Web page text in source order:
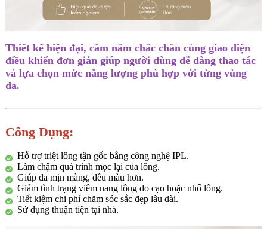
Thiết kế hiện đại, cầm nắm chắc chắn cùng giao diện
điều khiển đơn giản giúp người dùng dễ dàng thao tác
và lựa chọn mức năng lượng phù hợp với từng vùng
da.
Công Dụng:
Hỗ trợ triệt lông tận gốc bằng công nghệ IPL.
Làm chậm quá trình mọc lại của lông.
Giúp da mịn màng, đều màu hơn.
Giảm tình trạng viêm nang lông do cạo hoặc nhổ lông.
Tiết kiệm chi phí chăm sóc sắc đẹp lâu dài.
Sử dụng thuận tiện tại nhà.